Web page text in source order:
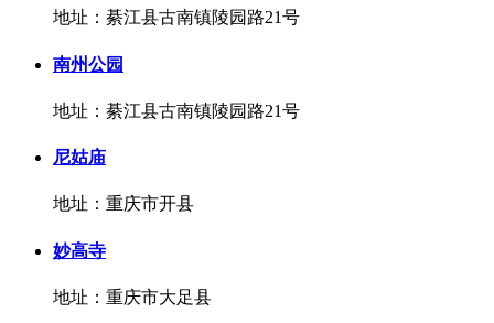
地址：綦江县古南镇陵园路21号
南州公园
地址：綦江县古南镇陵园路21号
尼姑庙
地址：重庆市开县
妙高寺
地址：重庆市大足县